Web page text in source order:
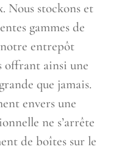
Nous stockons et
gammes de
entrepôt
offrant ainsi une
que jamais.
envers une
ne s’arrête
de boîtes sur le